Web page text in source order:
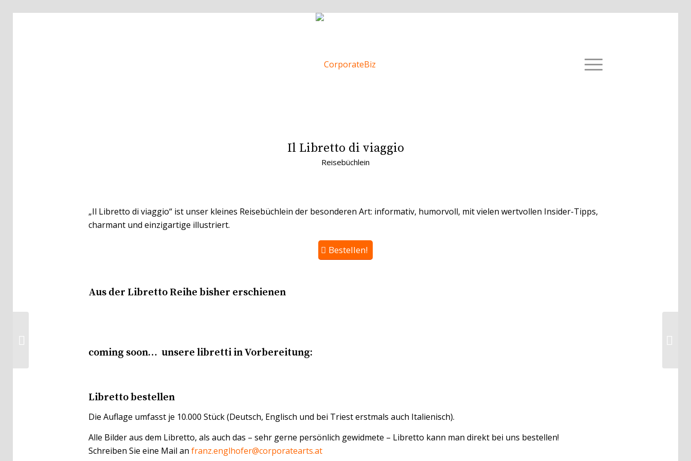
Il Libretto di viaggio
Reisebüchlein
„Il Libretto di viaggio“ ist unser kleines Reisebüchlein der besonderen Art: informativ, humorvoll, mit vielen wertvollen Insider-Tipps,
charmant und einzigartige illustriert.
Bestellen!
Aus der Libretto Reihe bisher erschienen
coming soon… unsere libretti in Vorbereitung:
Libretto bestellen
Die Auflage umfasst je 10.000 Stück (Deutsch, Englisch und bei Triest erstmals auch Italienisch).
Alle Bilder aus dem Libretto, als auch das – sehr gerne persönlich gewidmete – Libretto kann man direkt bei uns bestellen!
Schreiben Sie eine Mail an franz.englhofer@corporatearts.at